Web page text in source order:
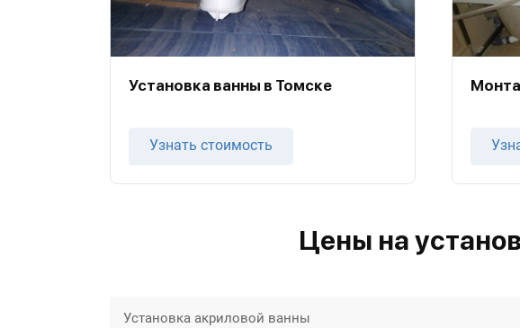
Установка ванны в Томске
Узнать стоимость
Цены на
Установка акриловой ванны